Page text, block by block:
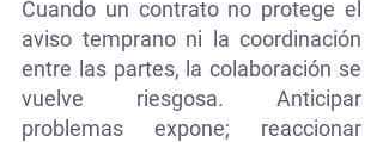
Cuando un contrato no protege el
aviso temprano ni la coordinación
entre las partes, la colaboración se
vuelve riesgosa. Anticipar
problemas expone; reaccionar